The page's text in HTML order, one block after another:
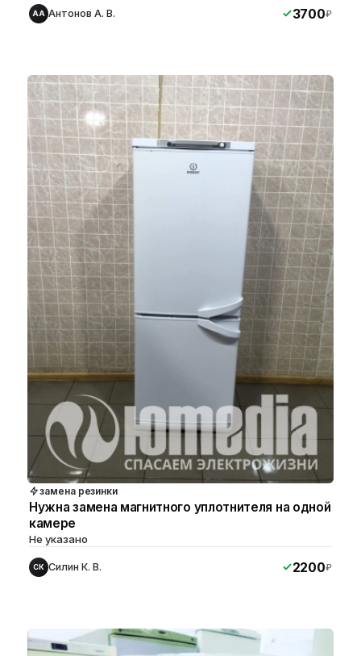
АА Антонов А. В. 3700₽
замена резинки
Нужна замена магнитного уплотнителя на одной
камере
Не указано
СК Силин К. В. 2200₽